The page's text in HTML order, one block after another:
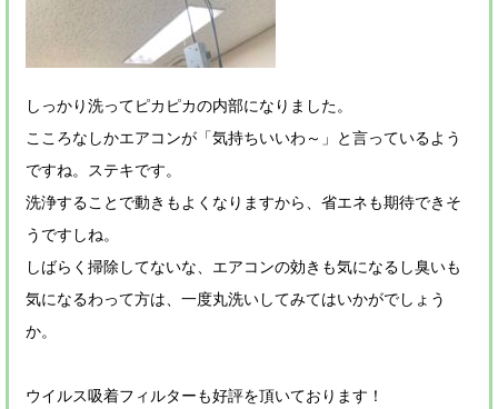
しっかり洗ってピカピカの内部になりました。
こころなしかエアコンが「気持ちいいわ～」と言っているよう
ですね。ステキです。
洗浄することで動きもよくなりますから、省エネも期待できそ
うですしね。
しばらく掃除してないな、エアコンの効きも気になるし臭いも
気になるわって方は、一度丸洗いしてみてはいかがでしょう
か。
ウイルス吸着フィルターも好評を頂いております！